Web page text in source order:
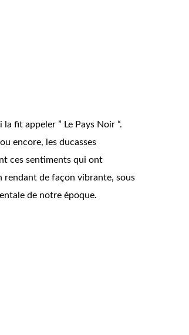
fit appeler ” Le Pays Noir “.
encore, les ducasses
ces sentiments qui ont
rendant de façon vibrante, sous
de notre époque.